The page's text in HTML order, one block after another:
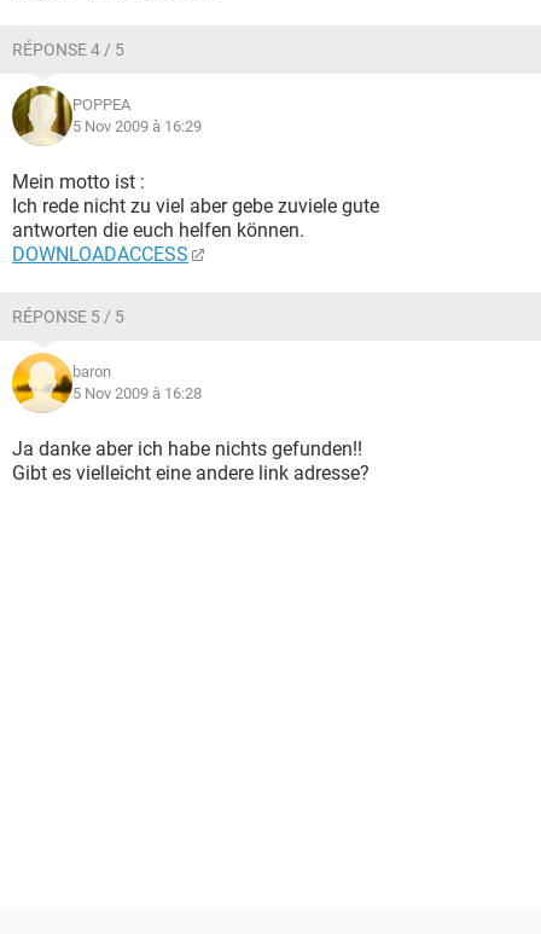
RÉPONSE 4 / 5
POPPEA
5 Nov 2009 à 16:29
Mein motto ist :
Ich rede nicht zu viel aber gebe zuviele gute
antworten die euch helfen können.
DOWNLOADACCESS
RÉPONSE 5 / 5
baron
5 Nov 2009 à 16:28
Ja danke aber ich habe nichts gefunden!!
Gibt es vielleicht eine andere link adresse?